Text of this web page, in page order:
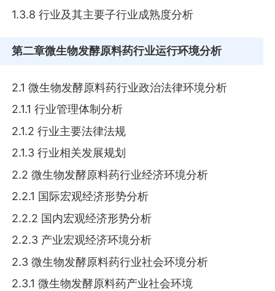
1.3.8 行业及其主要子行业成熟度分析
第二章微生物发酵原料药行业运行环境分析
2.1 微生物发酵原料药行业政治法律环境分析
2.1.1 行业管理体制分析
2.1.2 行业主要法律法规
2.1.3 行业相关发展规划
2.2 微生物发酵原料药行业经济环境分析
2.2.1 国际宏观经济形势分析
2.2.2 国内宏观经济形势分析
2.2.3 产业宏观经济环境分析
2.3 微生物发酵原料药行业社会环境分析
2.3.1 微生物发酵原料药产业社会环境